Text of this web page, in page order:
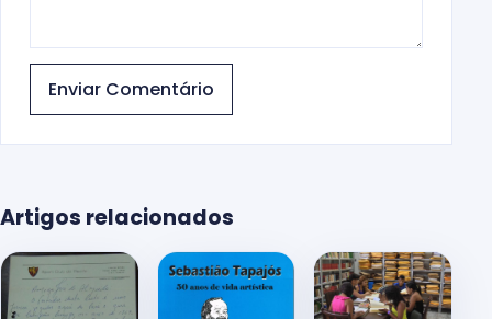
Enviar Comentário
Artigos relacionados